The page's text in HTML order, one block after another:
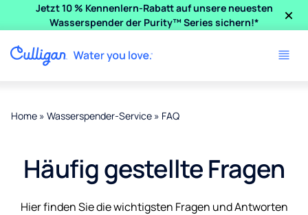
Jetzt 10 % Kennenlern-Rabatt auf unsere neuesten
Wasserspender der Purity™ Series sichern!*
×
Home » Wasserspender-Service » FAQ
Häufig gestellte Fragen
Hier finden Sie die wichtigsten Fragen und Antworten